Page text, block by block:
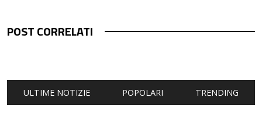
POST CORRELATI
ULTIME NOTIZIE POPOLARI TRENDING